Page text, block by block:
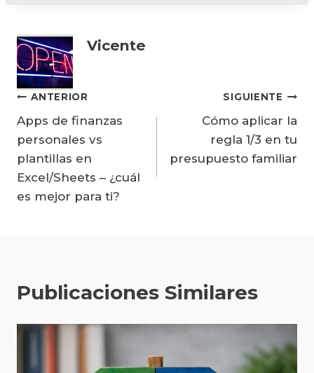
Vicente
Navegación
de
entradas
ANTERIOR
Apps de finanzas
personales vs
plantillas en
Excel/Sheets – ¿cuál
es mejor para ti?
SIGUIENTE
Cómo aplicar la
regla 1/3 en tu
presupuesto familiar
Publicaciones Similares